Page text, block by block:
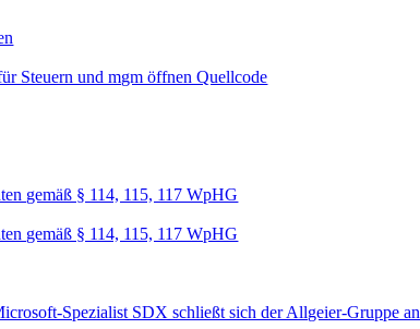
Steuern und mgm öffnen Quellcode
gemäß § 114, 115, 117 WpHG
gemäß § 114, 115, 117 WpHG
Spezialist SDX schließt sich der Allgeier-Gruppe an